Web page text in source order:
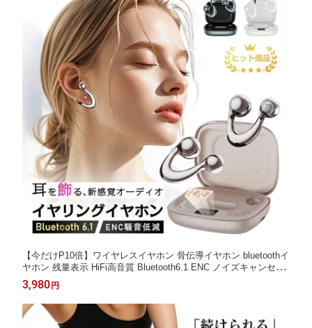
【今だけP10倍】ワイヤレスイヤホン 骨伝導イヤホン bluetoothイ
ヤホン 残量表示 HiFi高音質 Bluetooth6.1 ENC ノイズキャンセリ
ング 自動ペアリング 長時間再生 安定接続 Type‐C急速充電 イヤ
ーカフ型 防水 耳かけイヤホン マイク内蔵 iPhone/Android 旅行
軽量設計
3,980円